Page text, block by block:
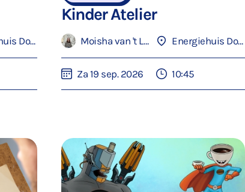
Energiehuis Dordrecht
Kinder Atelier
Moisha van 't Loo Energiehuis Dordrecht
Za 19 sep. 2026 10:45